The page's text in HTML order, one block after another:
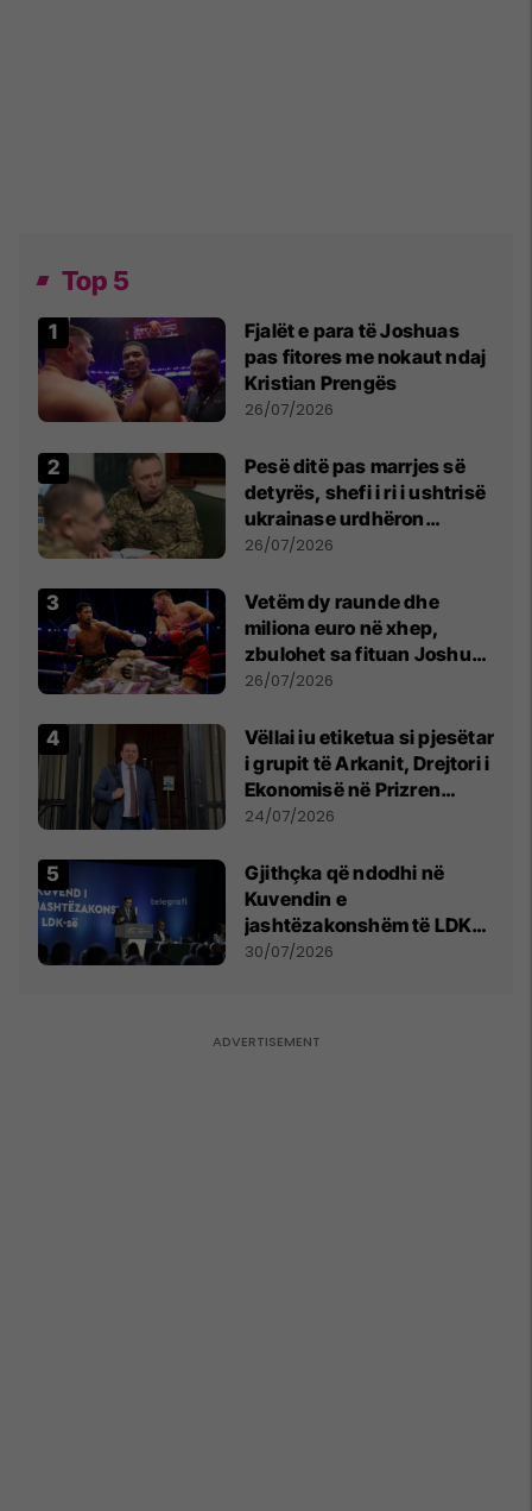
Top 5
Fjalët e para të Joshuas
pas fitores me nokaut ndaj
Kristian Prengës
26/07/2026
Pesë ditë pas marrjes së
detyrës, shefi i ri i ushtrisë
ukrainase urdhëron
kontroll të madh
26/07/2026
Vetëm dy raunde dhe
miliona euro në xhep,
zbulohet sa fituan Joshua
e Prenga
26/07/2026
Vëllai iu etiketua si pjesëtar
i grupit të Arkanit, Drejtori i
Ekonomisë në Prizren
mohon pretendimet
24/07/2026
Gjithçka që ndodhi në
Kuvendin e
jashtëzakonshëm të LDK-
së
30/07/2026